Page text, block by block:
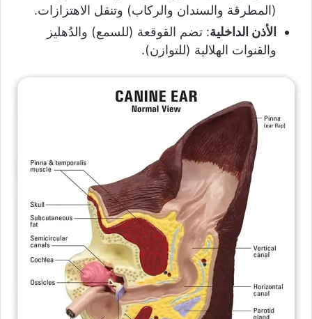
(المطرقة والسندان والركاب) وتنقل الاهتزازات.
الأذن الداخلية: تضم القوقعة (للسمع) والدُهليز
والقنوات الهلالية (للتوازن).